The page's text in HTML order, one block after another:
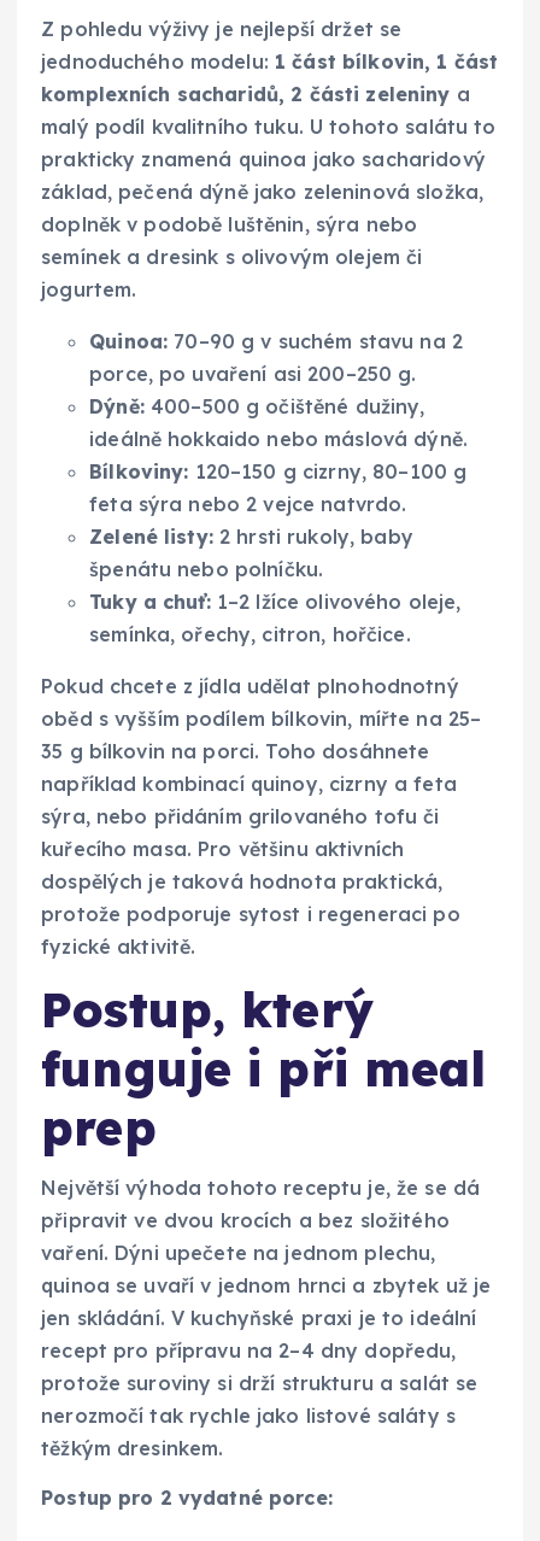
Z pohledu výživy je nejlepší držet se
jednoduchého modelu: 1 část bílkovin, 1 část
komplexních sacharidů, 2 části zeleniny a
malý podíl kvalitního tuku. U tohoto salátu to
prakticky znamená quinoa jako sacharidový
základ, pečená dýně jako zeleninová složka,
doplněk v podobě luštěnin, sýra nebo
semínek a dresink s olivovým olejem či
jogurtem.
Quinoa: 70–90 g v suchém stavu na 2
porce, po uvaření asi 200–250 g.
Dýně:400–500 g očištěné dužiny,
ideálně hokkaido nebo máslová dýně.
Bílkoviny: 120–150 g cizrny, 80–100 g
feta sýra nebo 2 vejce natvrdo.
Zelené listy:2 hrsti rukoly, baby
špenátu nebo polníčku.
Tuky a chuť:1–2 lžíce olivového oleje,
semínka, ořechy, citron, hořčice.
Pokud chcete z jídla udělat plnohodnotný
oběd s vyšším podílem bílkovin, mířte na 25–
35 g bílkovin na porci. Toho dosáhnete
například kombinací quinoy, cizrny a feta
sýra, nebo přidáním grilovaného tofu či
kuřecího masa. Pro většinu aktivních
dospělých je taková hodnota praktická,
protože podporuje sytost i regeneraci po
fyzické aktivitě.
Postup, který
funguje i při meal
prep
Největší výhoda tohoto receptu je, že se dá
připravit ve dvou krocích a bez složitého
vaření. Dýni upečete na jednom plechu,
quinoa se uvaří v jednom hrnci a zbytek už je
jen skládání. V kuchyňské praxi je to ideální
recept pro přípravu na 2–4 dny dopředu,
protože suroviny si drží strukturu a salát se
nerozmočí tak rychle jako listové saláty s
těžkým dresinkem.
Postup pro 2 vydatné porce: